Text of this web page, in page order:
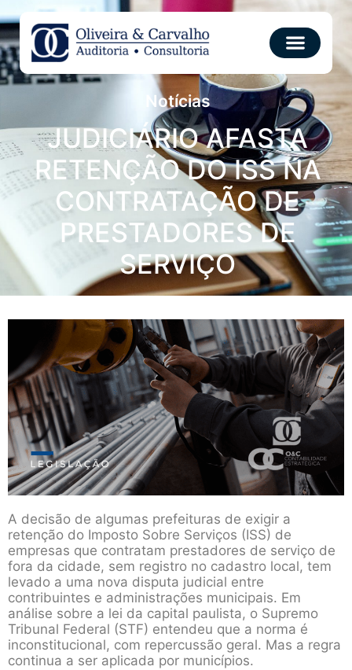
Notícias
JUDICIÁRIO AFASTA
RETENÇÃO DO ISS NA
CONTRATAÇÃO DE
PRESTADORES DE
SERVIÇO
A decisão de algumas prefeituras de exigir a
retenção do Imposto Sobre Serviços (ISS) de
empresas que contratam prestadores de serviço de
fora da cidade, sem registro no cadastro local, tem
levado a uma nova disputa judicial entre
contribuintes e administrações municipais. Em
análise sobre a lei da capital paulista, o Supremo
Tribunal Federal (STF) entendeu que a norma é
inconstitucional, com repercussão geral. Mas a regra
continua a ser aplicada por municípios.